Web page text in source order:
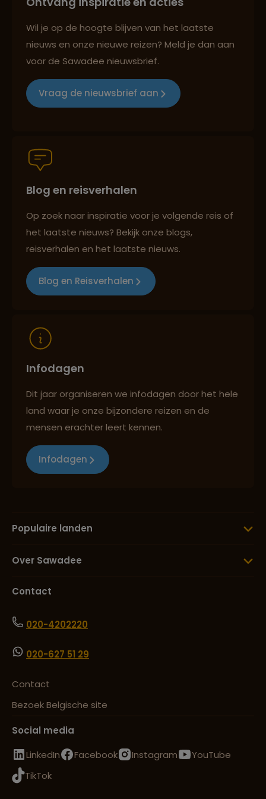
Reizen met oog voor mens, cultuur en milieu
Persoonlijk en deskundig reisadvies
Best beoordeelde reisroutes
Wil je op de hoogte blijven van het laatste
nieuws en onze nieuwe reizen? Meld je dan aan
voor de Sawadee nieuwsbrief.
Vraag de nieuwsbrief aan
Blog en reisverhalen
Op zoek naar inspiratie voor je volgende reis of
het laatste nieuws? Bekijk onze blogs,
reisverhalen en het laatste nieuws.
Blog en Reisverhalen
Infodagen
Dit jaar organiseren we infodagen door het hele
land waar je onze bijzondere reizen en de
mensen erachter leert kennen.
Infodagen
Populaire landen
Over Sawadee
Contact
020-4202220
020-627 51 29
Contact
Bezoek Belgische site
Social media
LinkedIn
Facebook Instagram
YouTube
TikTok